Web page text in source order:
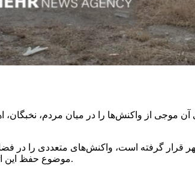
تخریب دیوار حفاظتی پادگان ۰۷ و فروش بخشی از اراضی آن موجی از
داده و در قلب شهر قرار گرفته است، واکنش‌های
موضوع حفظ این اثر تاریخی به عنوان یک مطالبه عمومی مطرح شود.